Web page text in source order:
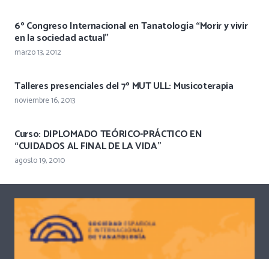
6º Congreso Internacional en Tanatología “Morir y vivir
en la sociedad actual”
marzo 13, 2012
Talleres presenciales del 7º MUT ULL: Musicoterapia
noviembre 16, 2013
Curso: DIPLOMADO TEÓRICO-PRÁCTICO EN
“CUIDADOS AL FINAL DE LA VIDA”
agosto 19, 2010